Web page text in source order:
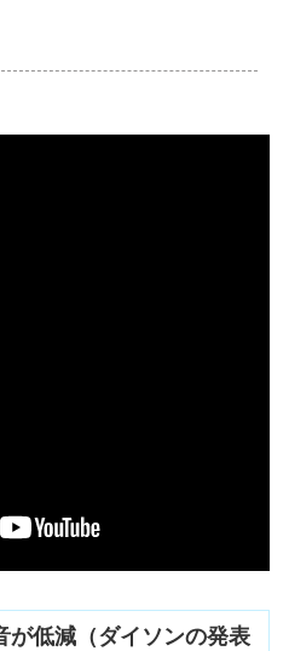
が低減（ダイソンの発表